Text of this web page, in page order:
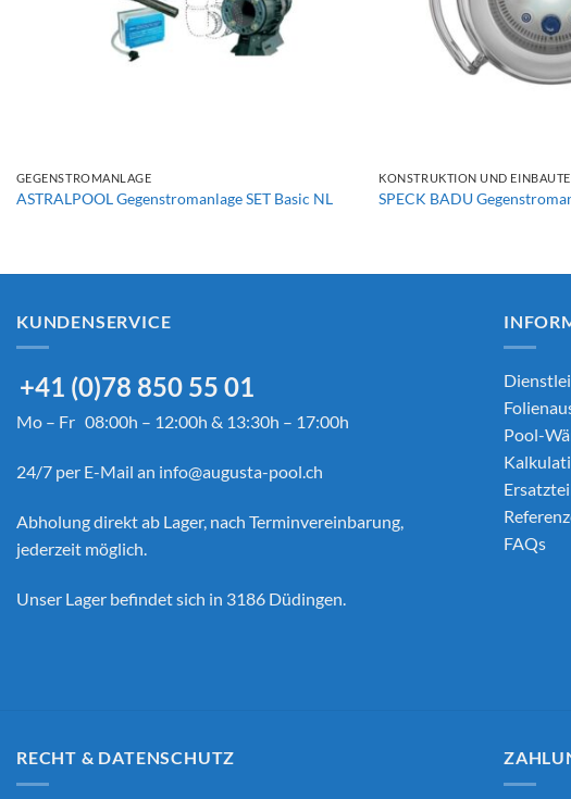
GEGENSTROMANLAGE
ASTRALPOOL Gegenstromanlage SET Basic NL
KONSTRUKTION UND
SPECK BADU
KUNDENSERVICE
+41 (0)78 850 55 01
Mo – Fr 08:00h – 12:00h & 13:30h – 17:00h
24/7 per E-Mail an info@augusta-pool.ch
Abholung direkt ab Lager, nach Terminvereinbarung,
jederzeit möglich.
Unser Lager befindet sich in 3186 Düdingen.
Pool-
FAQs
RECHT & DATENSCHUTZ